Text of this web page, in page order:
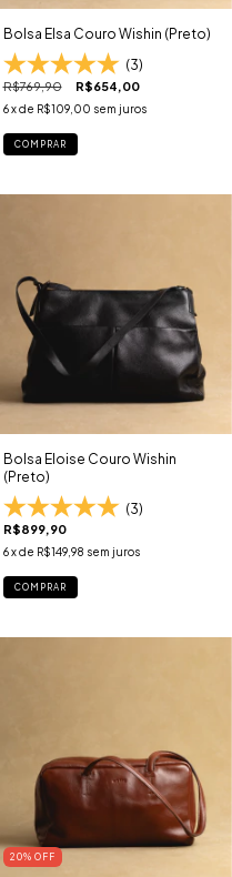
Bolsa Elsa Couro Wishin (Preto)
(3)
R$769,90 R$654,00
6 x de R$109,00 sem juros
COMPRAR
Bolsa Eloise Couro Wishin
(Preto)
(3)
R$899,90
6 x de R$149,98 sem juros
COMPRAR
20% OFF